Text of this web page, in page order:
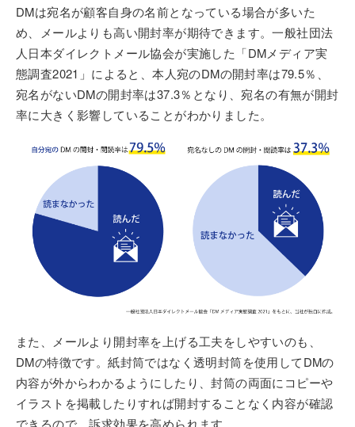
DMは宛名が顧客自身の名前となっている場合が多いた
め、メールよりも高い開封率が期待できます。一般社団法
人日本ダイレクトメール協会が実施した「DMメディア実
態調査2021」によると、本人宛のDMの開封率は79.5％、
宛名がないDMの開封率は37.3％となり、宛名の有無が開封
率に大きく影響していることがわかりました。
また、メールより開封率を上げる工夫をしやすいのも、
DMの特徴です。紙封筒ではなく透明封筒を使用してDMの
内容が外からわかるようにしたり、封筒の両面にコピーや
イラストを掲載したりすれば開封することなく内容が確認
できるので、訴求効果を高められます。